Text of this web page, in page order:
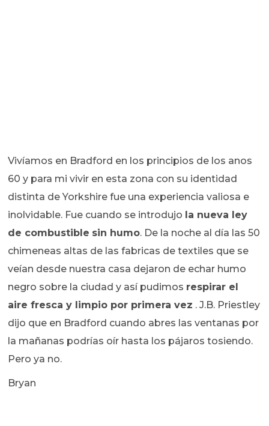
Vivíamos en Bradford en los principios de los anos
60 y para mi vivir en esta zona con su identidad
distinta de Yorkshire fue una experiencia valiosa e
inolvidable. Fue cuando se introdujo la nueva ley
de combustible sin humo. De la noche al día las 50
chimeneas altas de las fabricas de textiles que se
veían desde nuestra casa dejaron de echar humo
negro sobre la ciudad y así pudimos respirar el
aire fresca y limpio por primera vez . J.B. Priestley
dijo que en Bradford cuando abres las ventanas por
la mañanas podrías oír hasta los pájaros tosiendo.
Pero ya no.
Bryan